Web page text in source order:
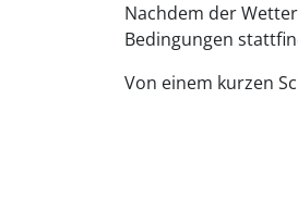
Nachdem der
Bedingungen
Von einem kurzen